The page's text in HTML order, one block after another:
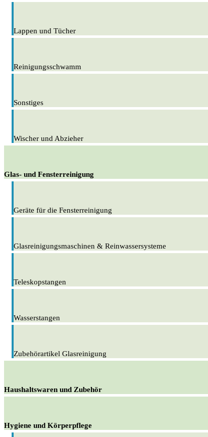
Lappen und Tücher
Reinigungsschwamm
Sonstiges
Wischer und Abzieher
Glas- und Fensterreinigung
Geräte für die Fensterreinigung
Glasreinigungsmaschinen & Reinwassersysteme
Teleskopstangen
Wasserstangen
Zubehörartikel Glasreinigung
Haushaltswaren und Zubehör
Hygiene und Körperpflege